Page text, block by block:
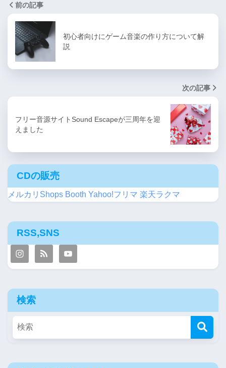
前の記事
初心者向けにゲーム音楽の作り方について解
説
次の記事
フリー音源サイトSound Escapeが三周年を迎
えました
CDの販売
メルカリShops Booth Yahoo!フリマ 楽天ラクマ
RSS,SNS
検索